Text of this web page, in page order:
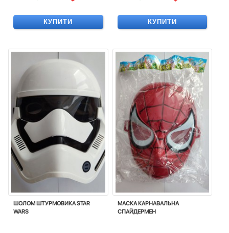
КУПИТИ КУПИТИ
ШОЛОМ ШТУРМОВИКА STAR
WARS
МАСКА КАРНАВАЛЬНА
СПАЙДЕРМЕН